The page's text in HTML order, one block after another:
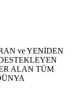
ve YENİDEN
ALAN TÜM